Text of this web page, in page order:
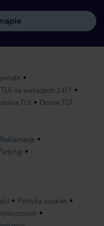
na wakacjach 24/7
TUI Opinie TUI
Reklamacje
Polityka cookies